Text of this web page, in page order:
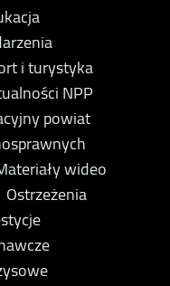
i turystyka
NPP
powiat
wideo
Ostrzeżenia